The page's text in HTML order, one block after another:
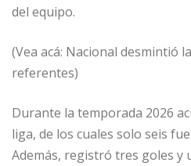
del equipo.
(Vea acá: Nacional desmintió
referentes)
Durante la temporada 2026
liga, de los cuales solo seis
Además, registró tres goles y